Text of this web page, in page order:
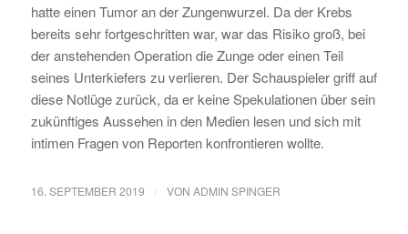
hatte einen Tumor an der Zungenwurzel. Da der Krebs
bereits sehr fortgeschritten war, war das Risiko groß, bei
der anstehenden Operation die Zunge oder einen Teil
seines Unterkiefers zu verlieren. Der Schauspieler griff auf
diese Notlüge zurück, da er keine Spekulationen über sein
zukünftiges Aussehen in den Medien lesen und sich mit
intimen Fragen von Reporten konfrontieren wollte.
16. SEPTEMBER 2019 / VON ADMIN SPINGER